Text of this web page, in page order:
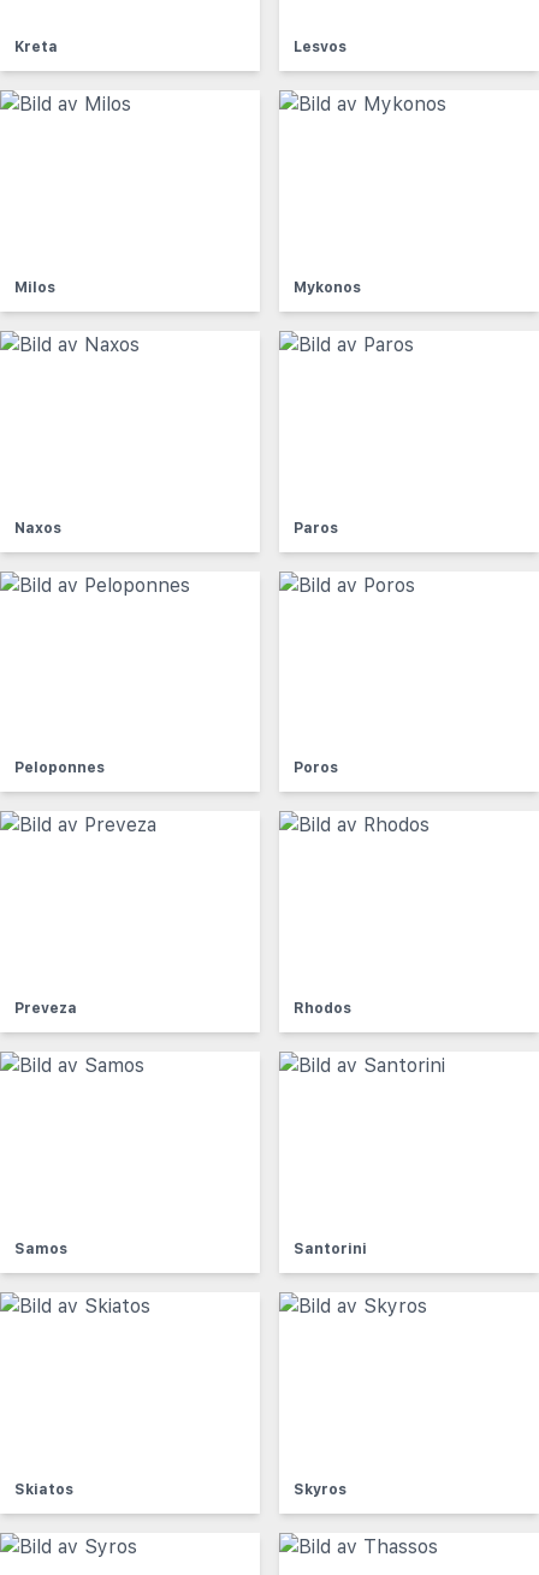
Kreta Lesvos
Milos Mykonos
Naxos Paros
Peloponnes Poros
Preveza Rhodos
Samos Santorini
Skiatos Skyros